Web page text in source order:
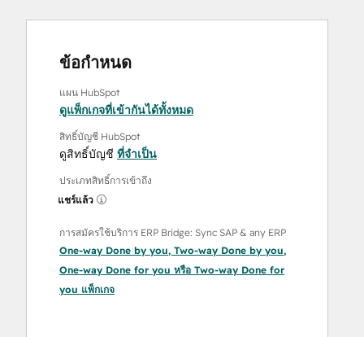
ข้อกำหนด
แผน HubSpot
ดูแพ็กเกจที่เข้ากันได้ทั้งหมด
สิทธิ์บัญชี HubSpot
ดูสิทธิ์บัญชี ที่จำเป็น
ประเภทสิทธิ์การเข้าถึง
แชร์แล้ว
การสมัครใช้บริการ ERP Bridge: Sync SAP & any ERP
One-way Done by you, Two-way Done by you,
One-way Done for you หรือ Two-way Done for
you แพ็กเกจ